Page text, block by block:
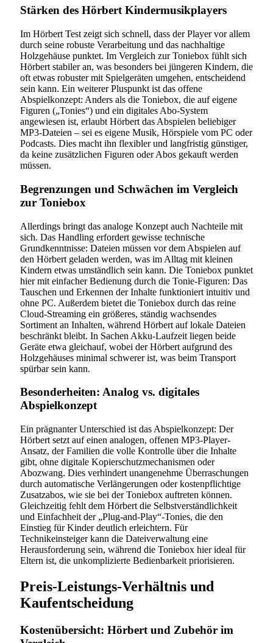
Stärken des Hörbert Kindermusikplayers
Im Hörbert Test zeigt sich schnell, dass der Player vor allem
durch seine robuste Verarbeitung und das nachhaltige
Holzgehäuse punktet. Im Vergleich zur Toniebox fühlt sich
Hörbert stabiler an, was besonders bei jüngeren Kindern, die
oft etwas robuster mit Spielgeräten umgehen, entscheidend
sein kann. Ein weiterer Pluspunkt ist das offene
Abspielkonzept: Anders als die Toniebox, die auf eigene
Figuren („Tonies“) und ein digitales Abo-System
angewiesen ist, erlaubt Hörbert das Abspielen beliebiger
MP3-Dateien – sei es eigene Musik, Hörspiele vom PC oder
Podcasts. Dies macht ihn flexibler und langfristig günstiger,
da keine zusätzlichen Figuren oder Abos gekauft werden
müssen.
Begrenzungen und Schwächen im Vergleich
zur Toniebox
Allerdings bringt das analoge Konzept auch Nachteile mit
sich. Das Handling erfordert gewisse technische
Grundkenntnisse: Dateien müssen vor dem Abspielen auf
den Hörbert geladen werden, was im Alltag mit kleinen
Kindern etwas umständlich sein kann. Die Toniebox punktet
hier mit einfacher Bedienung durch die Tonie-Figuren: Das
Tauschen und Erkennen der Inhalte funktioniert intuitiv und
ohne PC. Außerdem bietet die Toniebox durch das reine
Cloud-Streaming ein größeres, ständig wachsendes
Sortiment an Inhalten, während Hörbert auf lokale Dateien
beschränkt bleibt. In Sachen Akku-Laufzeit liegen beide
Geräte etwa gleichauf, wobei der Hörbert aufgrund des
Holzgehäuses minimal schwerer ist, was beim Transport
spürbar sein kann.
Besonderheiten: Analog vs. digitales
Abspielkonzept
Ein prägnanter Unterschied ist das Abspielkonzept: Der
Hörbert setzt auf einen analogen, offenen MP3-Player-
Ansatz, der Familien die volle Kontrolle über die Inhalte
gibt, ohne digitale Kopierschutzmechanismen oder
Abozwang. Dies verhindert unangenehme Überraschungen
durch automatische Verlängerungen oder kostenpflichtige
Zusatzabos, wie sie bei der Toniebox auftreten können.
Gleichzeitig fehlt dem Hörbert die Selbstverständlichkeit
und Einfachheit der „Plug-and-Play“-Tonies, die den
Einstieg für Kinder deutlich erleichtern. Für
Technikeinsteiger kann die Dateiverwaltung eine
Herausforderung sein, während die Toniebox hier ideal für
Eltern ist, die unkomplizierte Bedienbarkeit priorisieren.
Preis-Leistungs-Verhältnis und
Kaufentscheidung
Kostenübersicht: Hörbert und Zubehör im